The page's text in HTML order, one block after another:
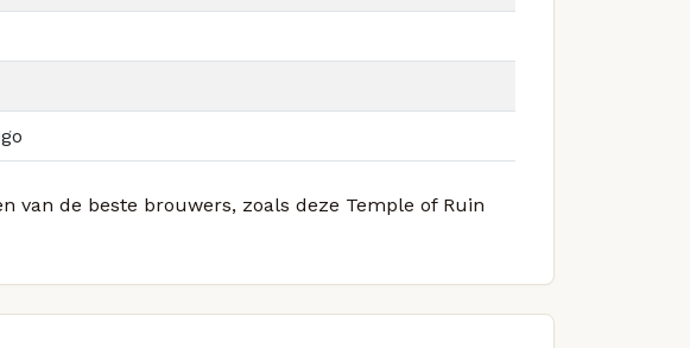
van de beste brouwers, zoals deze Temple of Ruin